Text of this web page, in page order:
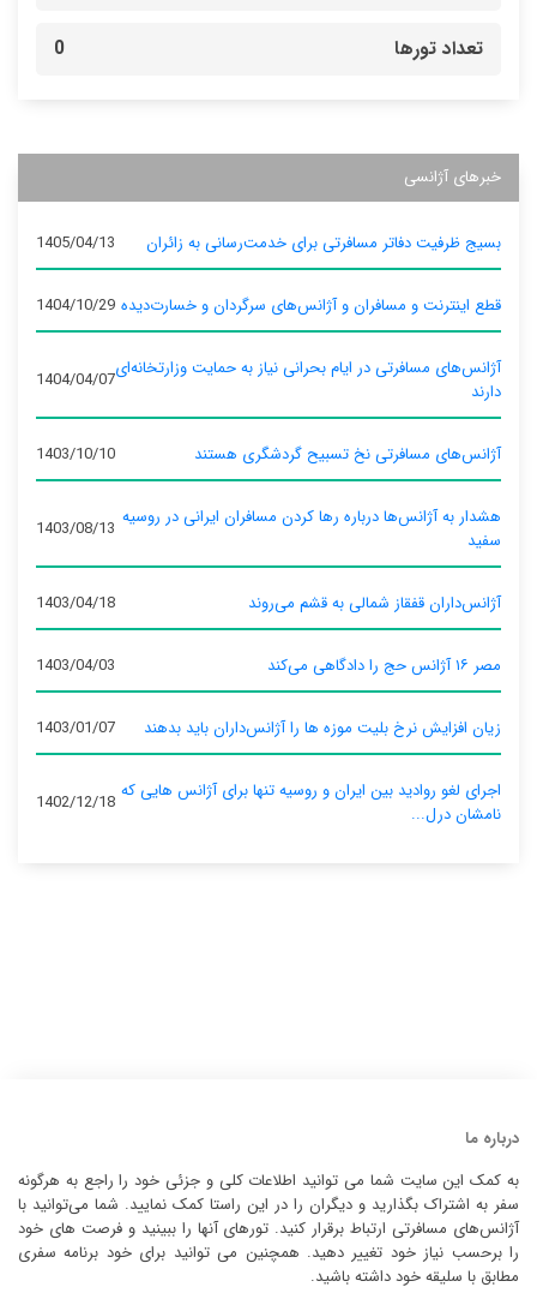
تعداد تورها 0
خبرهای آژانسی
بسیج ظرفیت دفاتر مسافرتی برای خدمت‌رسانی به زائران 1405/04/13
قطع اینترنت و مسافران و آژانس‌های سرگردان و خسارت‌دیده 1404/10/29
آژانس‌های مسافرتی در ایام بحرانی نیاز به حمایت وزارتخانه‌ای
دارند
1404/04/07
آژانس‌های مسافرتی نخ تسبیح گردشگری هستند 1403/10/10
هشدار به آژانس‌ها درباره رها کردن مسافران ایرانی در روسیه
سفید
1403/08/13
آژانس‌داران قفقاز شمالی به قشم می‌روند 1403/04/18
مصر ۱۶ آژانس حج را دادگاهی می‌کند 1403/04/03
زیان افزایش نرخ بلیت موزه ها را آژانس‌داران باید بدهند 1403/01/07
اجرای لغو روادید بین ایران و روسیه تنها برای آژانس‌ هایی که
نامشان درل...
1402/12/18
درباره ما
به کمک این سایت شما می توانید اطلاعات کلی و جزئی خود را راجع به هرگونه
سفر به اشتراک بگذارید و دیگران را در این راستا کمک نمایید. شما می‌توانید با
آژانس‌های مسافرتی ارتباط برقرار کنید. تورهای آنها را ببینید و فرصت های خود
را برحسب نیاز خود تغییر دهید. همچنین می توانید برای خود برنامه سفری
مطابق با سلیقه خود داشته باشید.